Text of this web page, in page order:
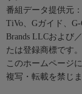
番組データ提供元
TiVo、Gガイド、
Brands LLCおよび
たは登録商標です。
このホームページ
複写・転載を禁じま